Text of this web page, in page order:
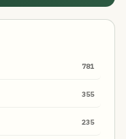
781
355
235